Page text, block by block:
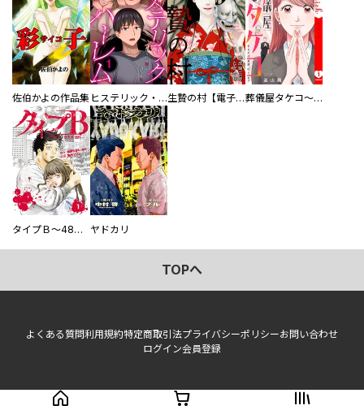
佐伯かよの作品集 ヒステリック・ハーレム～搾られる男と堕ちる女～【電子単行本版】 生贄の村【電子単行本版】 葬儀屋タケコ～あなたの最期、叶えます【電子単行本版】
タイプＢ～48時間後、致死率100％～【単話】 ヤドカリ
TOPへ
よくある質問利用規約特定商取引法プライバシーポリシーお問い合わせ
ログイン会員登録